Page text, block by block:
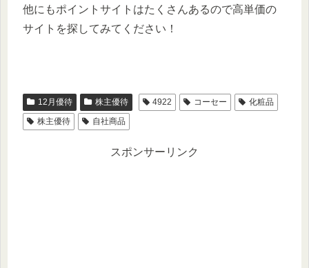
他にもポイントサイトはたくさんあるので高単価の
サイトを探してみてください！
12月優待 株主優待 4922 コーセー
化粧品
株主優待
自社商品
スポンサーリンク